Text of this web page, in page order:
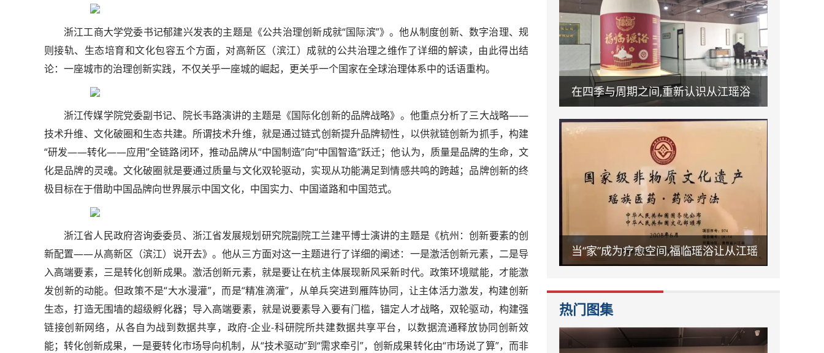
浙江工商大学党委书记郁建兴发表的主题是《公共治理创新成就“国际滨”》。他从制度创新、数字治理、规
则接轨、生态培育和文化包容五个方面，对高新区（滨江）成就的公共治理之维作了详细的解读，由此得出结
论：一座城市的治理创新实践，不仅关乎一座城的崛起，更关乎一个国家在全球治理体系中的话语重构。
浙江传媒学院党委副书记、院长韦路演讲的主题是《国际化创新的品牌战略》。他重点分析了三大战略——
技术升维、文化破圈和生态共建。所谓技术升维，就是通过链式创新提升品牌韧性，以供就链创新为抓手，构建
“研发——转化——应用”全链路闭环，推动品牌从“中国制造”向“中国智造”跃迁；他认为，质量是品牌的生命，文
化是品牌的灵魂。文化破圈就是要通过质量与文化双轮驱动，实现从功能满足到情感共鸣的跨越；品牌创新的终
极目标在于借助中国品牌向世界展示中国文化，中国实力、中国道路和中国范式。
浙江省人民政府咨询委委员、浙江省发展规划研究院副院工兰建平博士演讲的主题是《杭州：创新要素的创
新配置——从高新区（滨江）说开去》。他从三方面对这一主题进行了详细的阐述：一是激活创新元素，二是导
入高端要素，三是转化创新成果。激活创新元素，就是要让在杭主体展现新风采新时代。政策环境赋能，才能激
发创新的动能。但政策不是“大水漫灌”，而是“精准滴灌”，从单兵突进到雁阵协同，让主体活力激发，构建创新
生态，打造无围墙的超级孵化器；导入高端要素，就是说要素导入要有门槛，锚定人才战略，双轮驱动，构建强
链接创新网络，从各自为战到数据共享，政府-企业-科研院所共建数据共享平台，以数据流通释放协同创新效
能；转化创新成果，一是要转化市场导向机制，从“技术驱动”到“需求牵引”，创新成果转化由“市场说了算”，而非
在四季与周期之间,重新认识从江瑶浴
当“家”成为疗愈空间,福临瑶浴让从江瑶
热门图集